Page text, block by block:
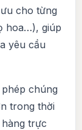
cho từng
hoa…), giúp
yêu cầu
chúng
trong thời
trực